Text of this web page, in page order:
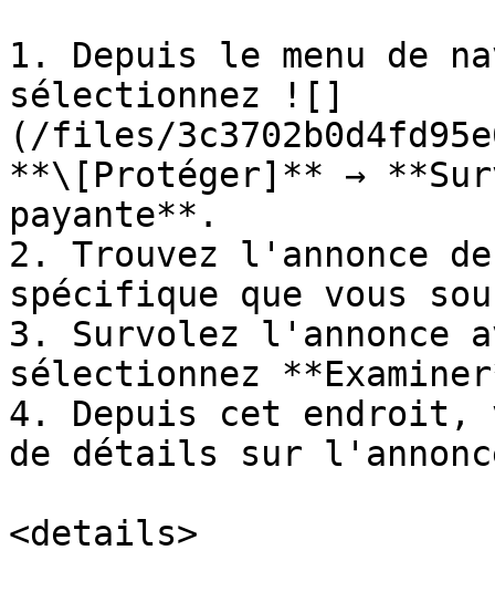
1. Depuis le menu de
sélectionnez ![]
(/files/
**\[Protéger]** →
payante**.
2. Trouvez l'annonce
spécifique que vous
3. Survolez l'annonce
sélectionnez
4. Depuis cet endroit,
de détails sur
<details>